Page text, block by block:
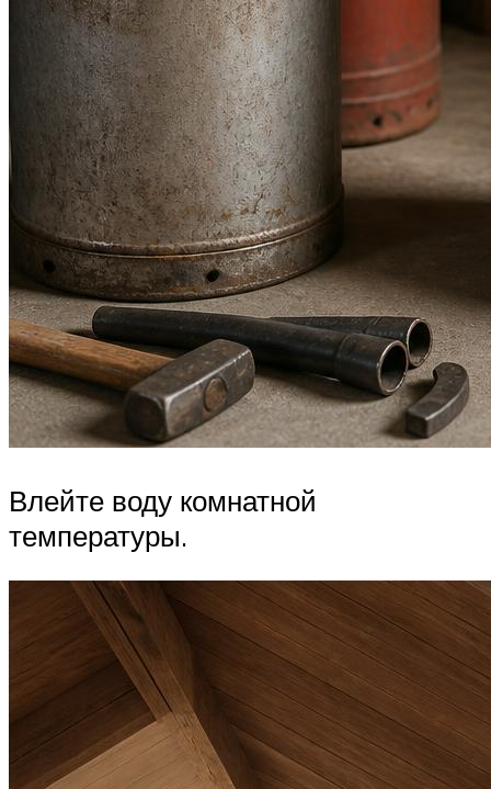
Влейте воду комнатной
температуры.